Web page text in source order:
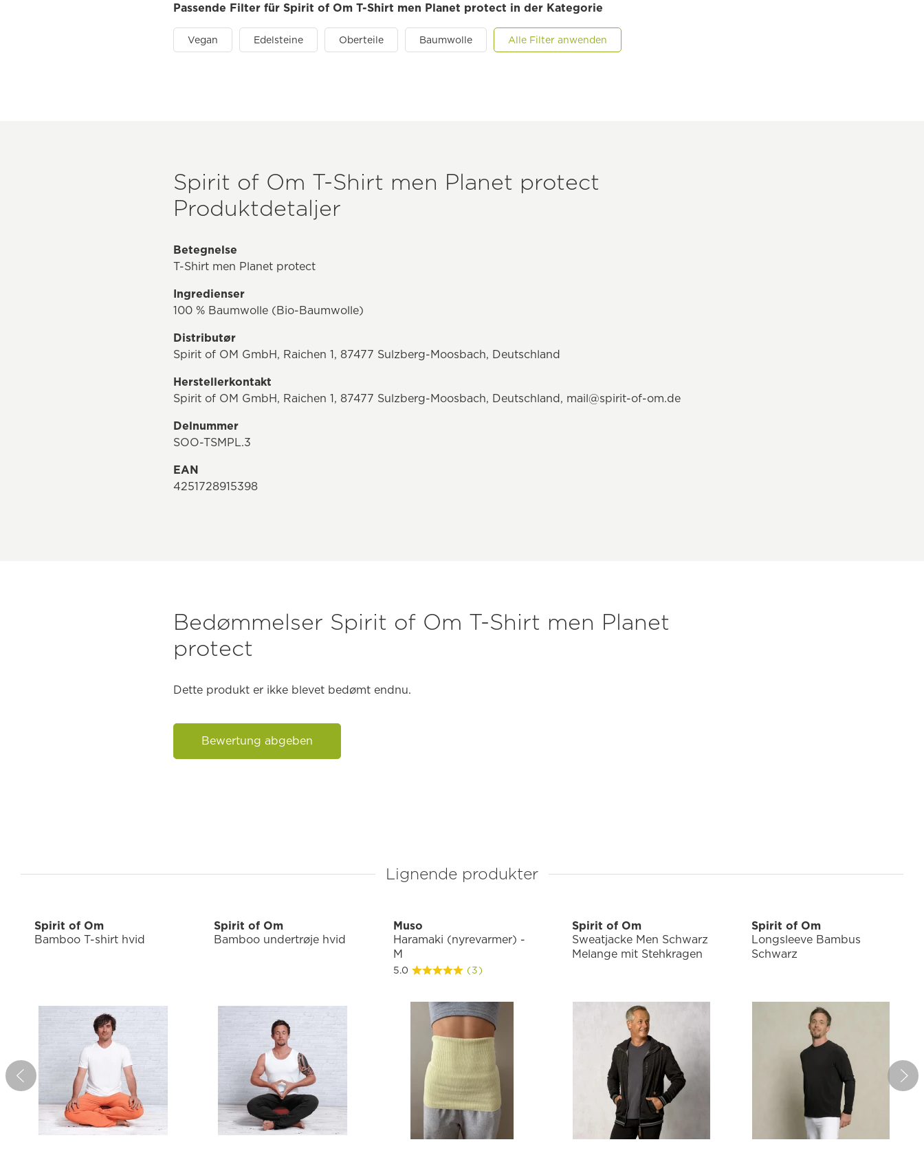
Passende Filter für Spirit of Om T-Shirt men Planet protect in der Kategorie
Vegan Edelsteine Oberteile Baumwolle Alle Filter anwenden
Spirit of Om T-Shirt men Planet protect
Produktdetaljer
Betegnelse
T-Shirt men Planet protect
Ingredienser
100 % Baumwolle (Bio-Baumwolle)
Distributør
Spirit of OM GmbH, Raichen 1, 87477 Sulzberg-Moosbach, Deutschland
Herstellerkontakt
Spirit of OM GmbH, Raichen 1, 87477 Sulzberg-Moosbach, Deutschland, mail@spirit-of-om.de
Delnummer
SOO-TSMPL.3
EAN
4251728915398
Bedømmelser Spirit of Om T-Shirt men Planet
protect
Dette produkt er ikke blevet bedømt endnu.
Bewertung abgeben
Lignende produkter
Spirit of Om
Bamboo T-shirt hvid
Spirit of Om
Bamboo undertrøje hvid
Muso
Haramaki (nyrevarmer) -
M
5.0 (3)
Spirit of Om
Sweatjacke Men Schwarz
Melange mit Stehkragen
Spirit of Om
Longsleeve Bambus
Schwarz